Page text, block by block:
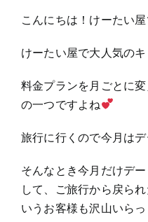
こんにちは！けーたい
けーたい屋で大人気の
料金プランを月ごとに
の一つですよね
旅行に行くので今月は
そんなとき今月だけデ
して、ご旅行から戻ら
いうお客様も沢山いらっ